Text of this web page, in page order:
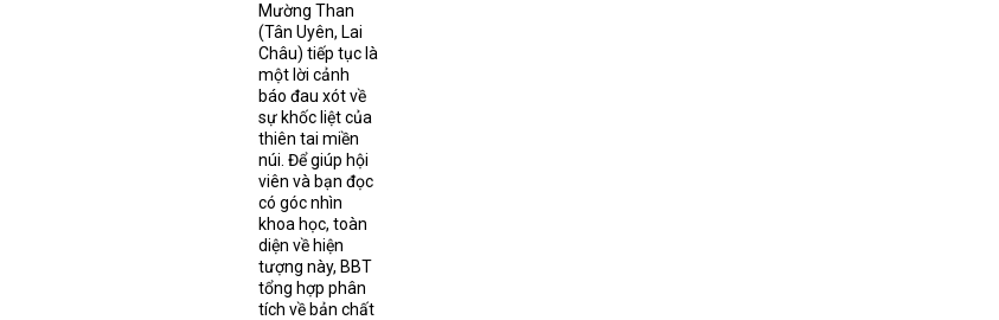
Mường Than
(Tân Uyên, Lai
Châu) tiếp tục là
một lời cảnh
báo đau xót về
sự khốc liệt của
thiên tai miền
núi. Để giúp hội
viên và bạn đọc
có góc nhìn
khoa học, toàn
diện về hiện
tượng này, BBT
tổng hợp phân
tích về bản chất